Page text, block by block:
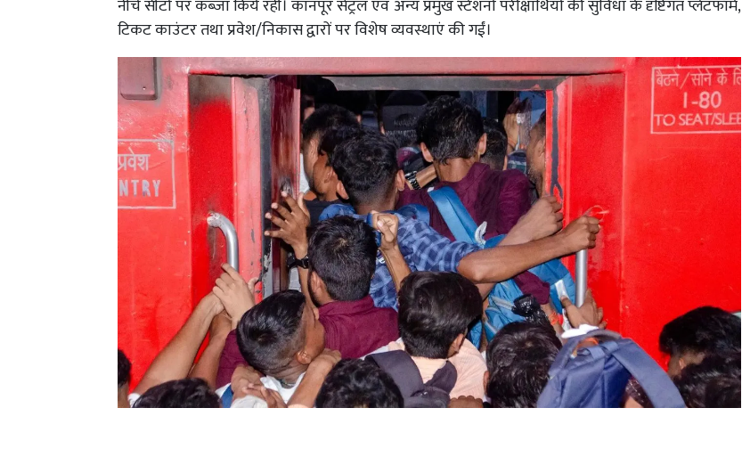
नीचे सीटों पर कब्जा किये रही। कानपूर सेंट्रल एवं अन्य प्रमुख स्टेशनों परीक्षार्थियों की सुविधा के दृष्टिगत प्लेटफॉर्म,
टिकट काउंटर तथा प्रवेश/निकास द्वारों पर विशेष व्यवस्थाएं की गईं।